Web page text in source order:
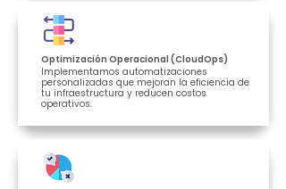
Optimización Operacional (CloudOps)
Implementamos automatizaciones
personalizadas que mejoran la eficiencia de
tu infraestructura y reducen costos
operativos.